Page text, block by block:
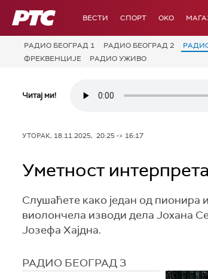
РТС ВЕСТИ СПОРТ OKO
РАДИО БЕОГРАД 1 РАДИО БЕОГРАД 2
ФРЕКВЕНЦИЈЕ
РАДИО УЖИВО
Читај ми!
УТОРАК, 18.11.2025, 20:25 -> 16:17
Уметност
Слушаћете како један од пионира
виолончела изводи дела Јохана
Јозефа Хајдна.
РАДИО БЕОГРАД 3